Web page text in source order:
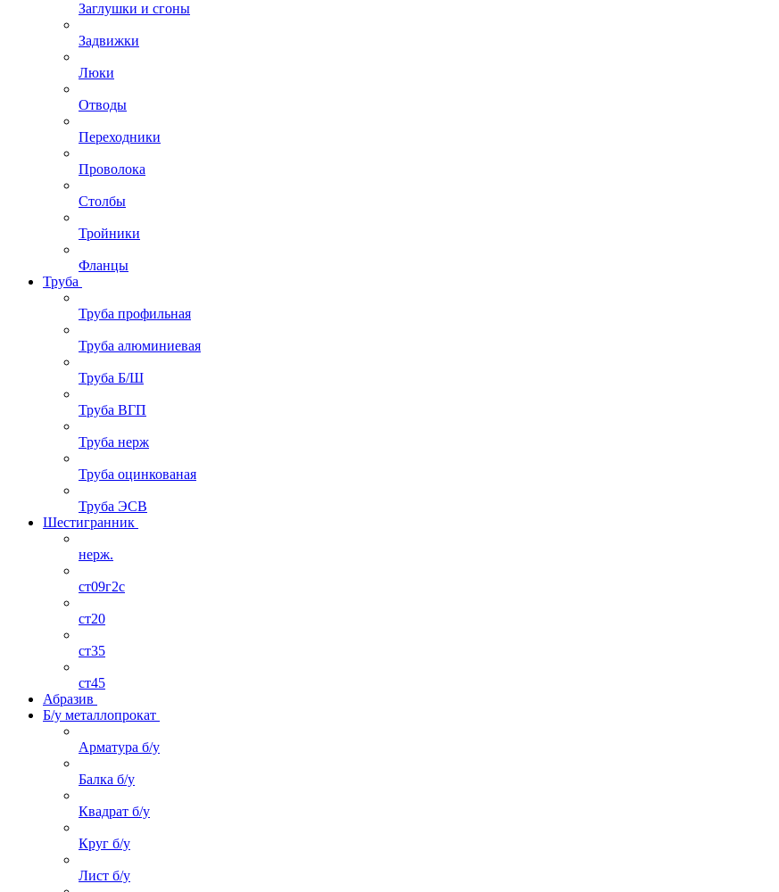
Заглушки и сгоны
Задвижки
Люки
Отводы
Переходники
Проволока
Столбы
Тройники
Фланцы
Труба
Труба профильная
Труба алюминиевая
Труба Б/Ш
Труба ВГП
Труба нерж
Труба оцинкованая
Труба ЭСВ
Шестигранник
нерж.
ст09г2с
ст20
ст35
ст45
Абразив
Б/у металлопрокат
Арматура б/у
Балка б/у
Квадрат б/у
Круг б/у
Лист б/у